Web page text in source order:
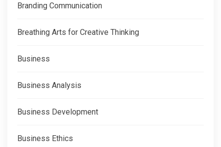
Branding Communication
Breathing Arts for Creative Thinking
Business
Business Analysis
Business Development
Business Ethics